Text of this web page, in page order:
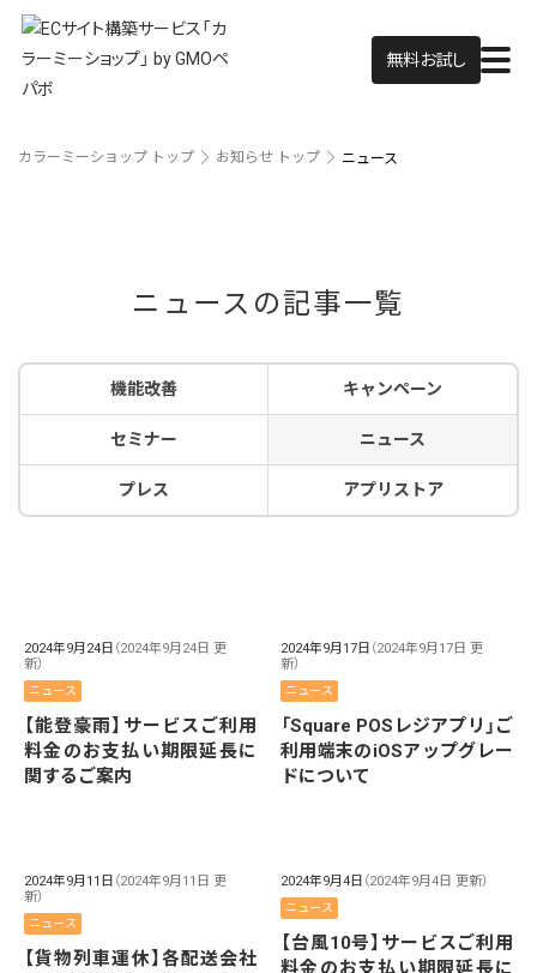
無料お試し
カラーミーショップ トップ お知らせ トップ ニュース
ニュースの記事一覧
機能改善 キャンペーン
セミナー ニュース
プレス アプリストア
2024年9月24日 （2024年9月24日 更
新）
ニュース
【能登豪雨】サービスご利用
料金のお支払い期限延長に
関するご案内
2024年9月17日 （2024年9月17日 更
新）
ニュース
「Square POSレジアプリ」ご
利用端末のiOSアップグレー
ドについて
2024年9月11日 （2024年9月11日 更
新）
ニュース
【貨物列車運休】各配送会社
2024年9月4日 （2024年9月4日 更新）
ニュース
【台風10号】サービスご利用
料金のお支払い期限延長に